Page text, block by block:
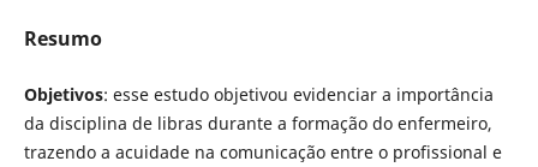
Resumo
Objetivos: esse estudo objetivou evidenciar a importância
da disciplina de libras durante a formação do enfermeiro,
trazendo a acuidade na comunicação entre o profissional e